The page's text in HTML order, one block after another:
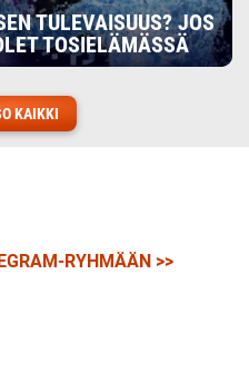
TULEVAISUUS? JOS
TOSIELÄMÄSSÄ
KAIKKI
RYHMÄÄN >>